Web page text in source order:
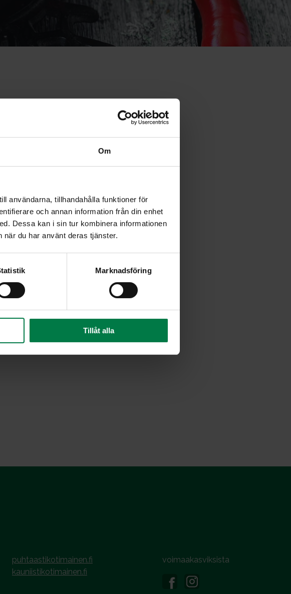
Om
användarna, tillhandahålla funktioner för
och annan information från din enhet
Dessa kan i sin tur kombinera informationen
du har använt deras tjänster.
Marknadsföring
Tillåt alla
puhtaastikotimainen.fi
kauniistikotimainen.fi
voimaakasviksista